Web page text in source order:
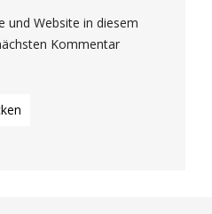
und Website in diesem
Kommentar